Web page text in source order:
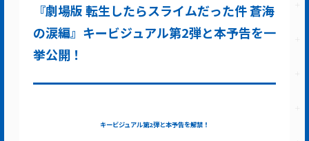
『劇場版 転生したらスライムだった件 蒼海
の涙編』キービジュアル第2弾と本予告を一
挙公開！
キービジュアル第2弾と本予告を解禁！